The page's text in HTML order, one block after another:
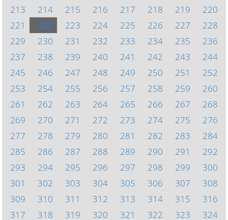
213
214 215 216 217 218 219
220
221
222 223 224 225 226 227
228
229
230 231 232 233 234 235
236
237
238 239 240 241 242 243
244
245
246 247 248 249 250 251
252
253
254 255 256 257 258 259
260
261
262 263 264 265 266 267
268
269
270 271 272 273 274 275
276
277
278 279 280 281 282 283
284
285
286 287 288 289 290 291
292
293
294 295 296 297 298 299
300
301
302 303 304 305 306 307
308
309
310 311 312 313 314 315
316
317
318 319 320 321 322 323
324